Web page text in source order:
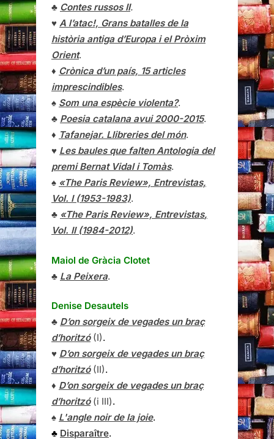
♣ Contes russos II.
♥ A l’atac!, Grans batalles de la
història antiga d’Europa i el Pròxim
Orient.
♦ Crònica d’un país, 15 articles
imprescindibles.
♠ Som una espècie violenta?.
♣ Poesia catalana avui 2000-2015.
♦ Tafanejar. Llibreries del món.
♥ Les baules que falten Antologia del
premi Bernat Vidal i Tomàs.
♠ «The Paris Review», Entrevistas,
Vol. I (1953-1983).
♣ «The Paris Review», Entrevistas,
Vol. II (1984-2012).
Maiol de Gràcia Clotet
♣ La Peixera.
Denise Desautels
♣ D’on sorgeix de vegades un braç
d’horitzó(I).
♥ D’on sorgeix de vegades un braç
d’horitzó(II).
♦ D’on sorgeix de vegades un braç
d’horitzó(i III).
♠ L'angle noir de la joie.
♣ Disparaître.